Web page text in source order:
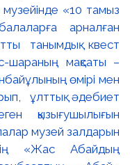
«10 тамыз
арналған
танымдық квест
шараның мақсаты –
өмірі мен
ұлттық әдебиет
қызығушылығын
музей залдарын
«Жас Абайдың